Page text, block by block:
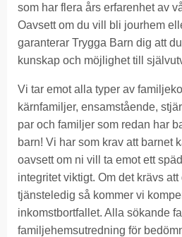
som har flera års erfarenhet av
Oavsett om du vill bli jourhem
garanterar Trygga Barn dig att
kunskap och möjlighet till
Vi tar emot alla typer av
kärnfamiljer, ensamstående,
par och familjer som redan har
barn! Vi har som krav att barnet
oavsett om ni vill ta emot ett
integritet viktigt. Om det krävs att
tjänsteledig så kommer vi
inkomstbortfallet. Alla sökande
familjehemsutredning för